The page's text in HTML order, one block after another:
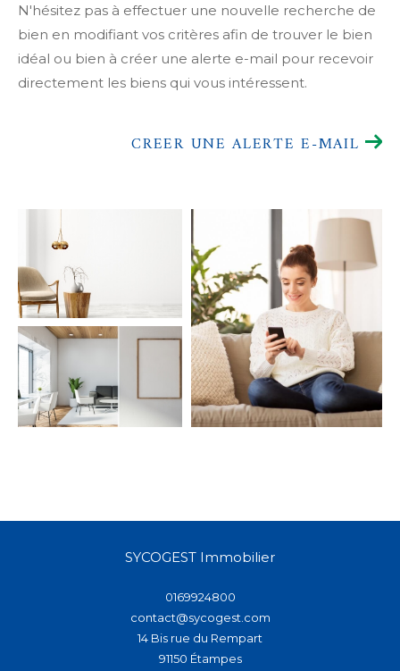
N'hésitez pas à effectuer une nouvelle recherche de
bien en modifiant vos critères afin de trouver le bien
idéal ou bien à créer une alerte e-mail pour recevoir
directement les biens qui vous intéressent.
CREER UNE ALERTE E-MAIL
SYCOGEST Immobilier
0169924800
contact@sycogest.com
14 Bis rue du Rempart
91150
étampes